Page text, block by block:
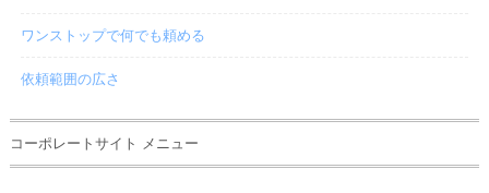
ワンストップで何でも頼める
依頼範囲の広さ
コーポレートサイト メニュー